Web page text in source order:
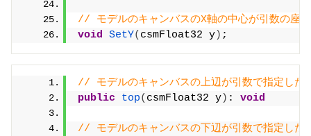
// モデルのキャンバスのX軸の中心が引数の座
void SetY( csmFloat32 y) ;
// モデルのキャンバスの上辺が引数で指定し
public
top( csmFloat32 y) : void
// モデルのキャンバスの下辺が引数で指定し